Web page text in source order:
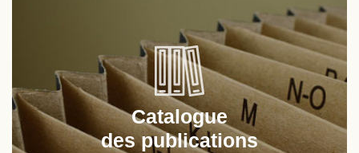
Catalogue
des publications